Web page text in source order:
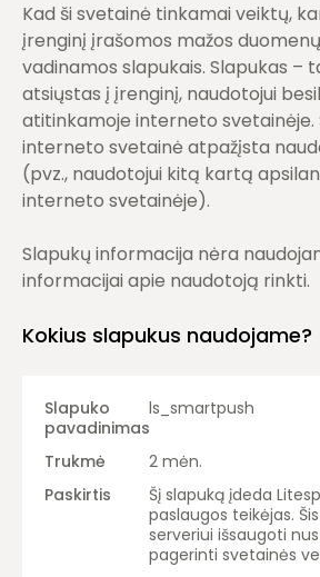
Kad ši svetainė tinkamai veiktų,
įrenginį įrašomos mažos
vadinamos slapukais. Slapukas –
atsiųstas į įrenginį, naudotojui
atitinkamoje interneto svetainėje.
interneto svetainė atpažįsta
(pvz., naudotojui kitą kartą
interneto svetainėje).
Slapukų informacija nėra
informacijai apie naudotoją rinkti.
Kokius slapukus naudojame?
ls_smartpush
2 mėn.
Šį slapuką įdeda
paslaugos teikėjas.
serveriui išsaugoti
pagerinti svetainės